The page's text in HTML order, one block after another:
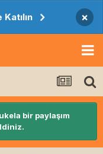
×
bir paylaşım